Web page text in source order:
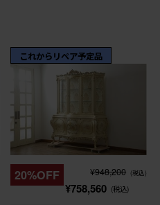
これからリペア予定品
20%OFF ¥948,200 (税込)
¥758,560 (税込)